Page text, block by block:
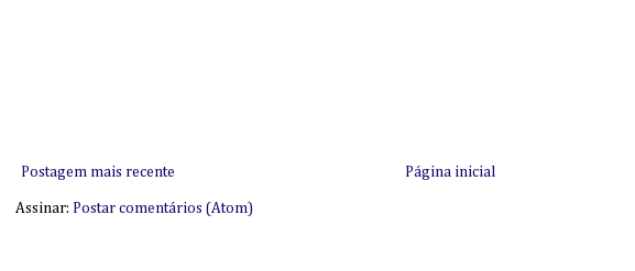
Postagem mais recente Página inicial
Assinar: Postar comentários (Atom)